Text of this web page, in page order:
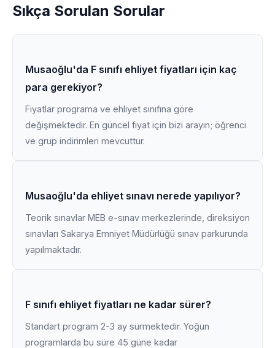
Sıkça Sorulan Sorular
Musaoğlu'da F sınıfı ehliyet fiyatları için kaç
para gerekiyor?
Fiyatlar programa ve ehliyet sınıfına göre
değişmektedir. En güncel fiyat için bizi arayın; öğrenci
ve grup indirimleri mevcuttur.
Musaoğlu'da ehliyet sınavı nerede yapılıyor?
Teorik sınavlar MEB e-sınav merkezlerinde, direksiyon
sınavları Sakarya Emniyet Müdürlüğü sınav parkurunda
yapılmaktadır.
F sınıfı ehliyet fiyatları ne kadar sürer?
Standart program 2-3 ay sürmektedir. Yoğun
programlarda bu süre 45 güne kadar